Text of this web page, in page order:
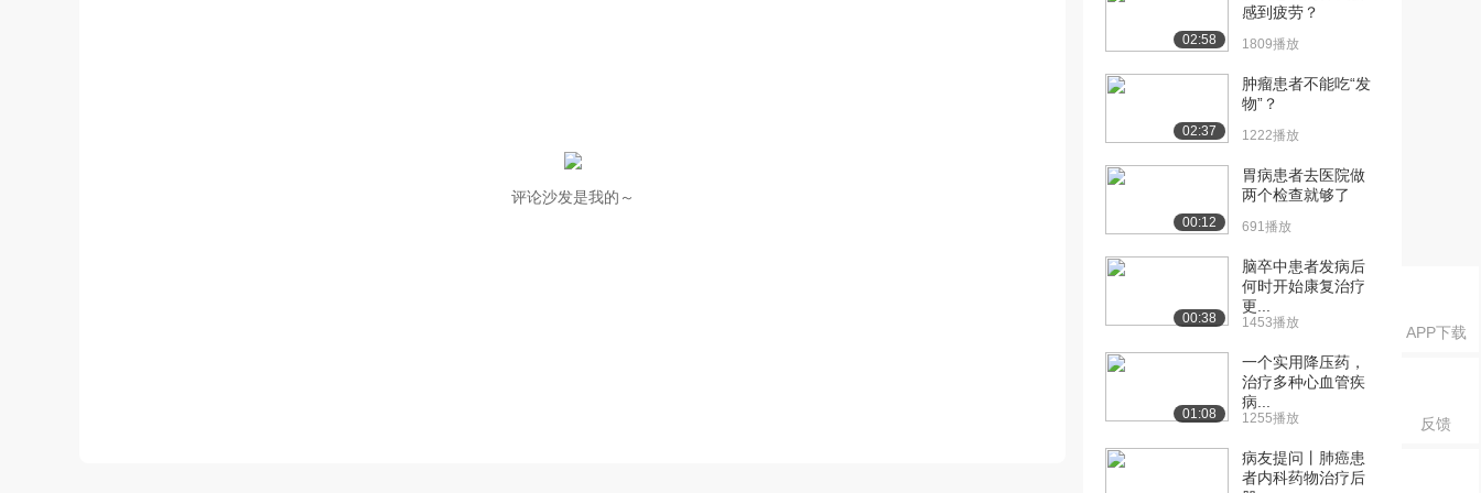
APP下载
反馈
评论沙发是我的～
02:58
感到疲劳？
1809播放
02:37
肿瘤患者不能吃“发
物”？
1222播放
00:12
胃病患者去医院做
两个检查就够了
691播放
00:38
脑卒中患者发病后
何时开始康复治疗
更...
1453播放
01:08
一个实用降压药，
治疗多种心血管疾
病...
1255播放
病友提问丨肺癌患
者内科药物治疗后